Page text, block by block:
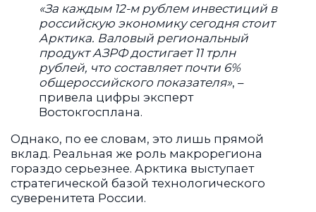
«За каждым 12-м рублем инвестиций в
российскую экономику сегодня стоит
Арктика. Валовый региональный
продукт АЗРФ достигает 11 трлн
рублей, что составляет почти 6%
общероссийского показателя», –
привела цифры эксперт
Востокгосплана.
Однако, по ее словам, это лишь прямой
вклад. Реальная же роль макрорегиона
гораздо серьезнее. Арктика выступает
стратегической базой технологического
суверенитета России.